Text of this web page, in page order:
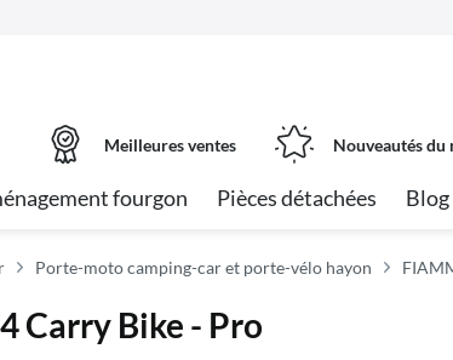
Meilleures ventes Nouveautés du
fourgon Pièces détachées Blog
Porte-moto camping-car et porte-vélo hayon
Carry Bike - Pro